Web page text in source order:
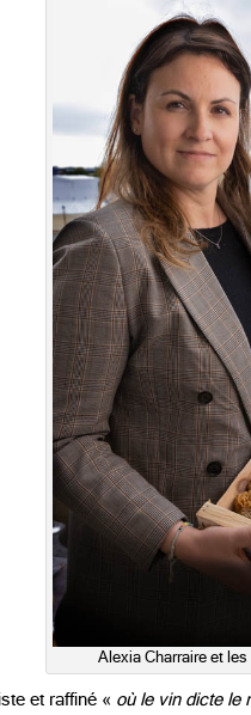
Alexia Charraire et
et raffiné « où le vin dicte le